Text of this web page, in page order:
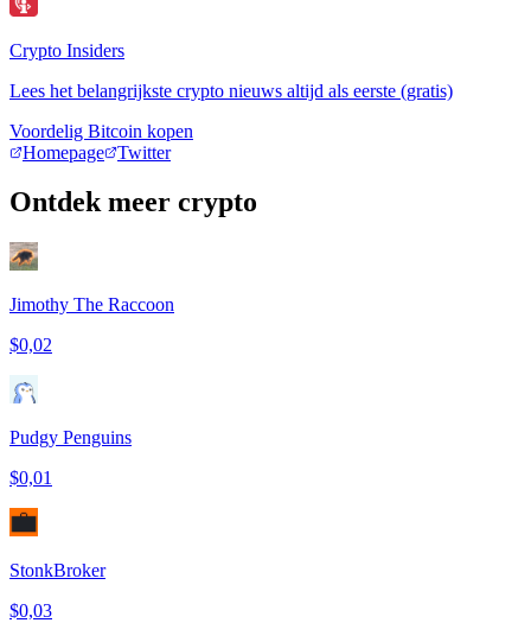
Crypto Insiders
Lees het belangrijkste crypto nieuws altijd als eerste (gratis)
Voordelig Bitcoin kopen
Homepage
Twitter
Ontdek meer crypto
Jimothy The Raccoon
$0,02
Pudgy Penguins
$0,01
StonkBroker
$0,03